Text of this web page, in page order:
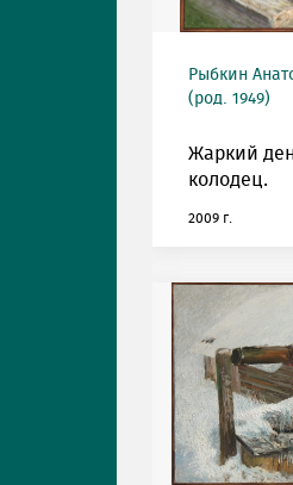
Рыбкин
(род. 1949)
Жаркий
колодец.
2009 г.